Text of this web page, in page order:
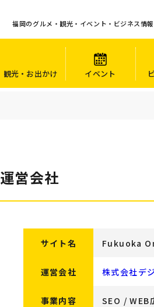
福岡のグルメ・観光・イベント・ビジネス情
観光・お出かけ イベント
運営会社
サイト名 Fukuoka
運営会社 株式会社デ
事業内容 SEO / WEB